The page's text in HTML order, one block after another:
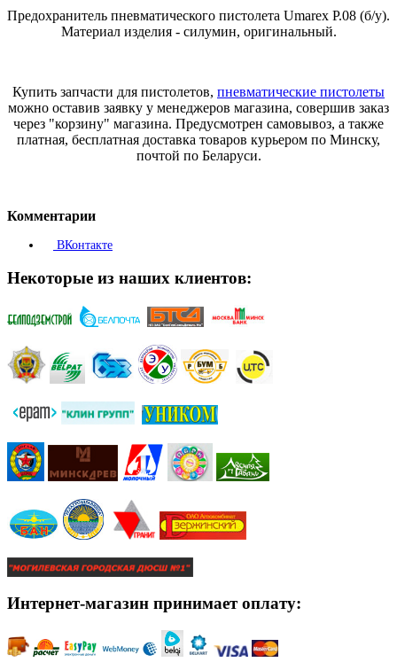
Предохранитель пневматического пистолета Umarex P.08 (б/у).
Материал изделия - силумин, оригинальный.
Купить запчасти для пистолетов, пневматические пистолеты
можно оставив заявку у менеджеров магазина, совершив заказ
через "корзину" магазина. Предусмотрен самовывоз, а также
платная, бесплатная доставка товаров курьером по Минску,
почтой по Беларуси.
Комментарии
ВКонтакте
Некоторые из наших клиентов:
Интернет-магазин принимает оплату: